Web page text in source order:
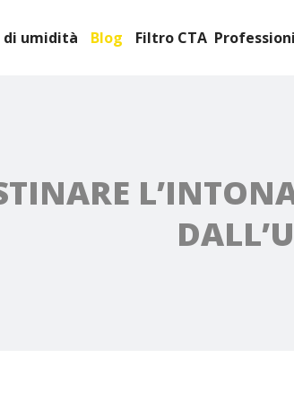
di umidità Blog Filtro CTA